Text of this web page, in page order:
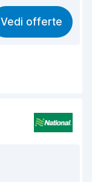
8,6
8,2
8,2
Vedi offerte